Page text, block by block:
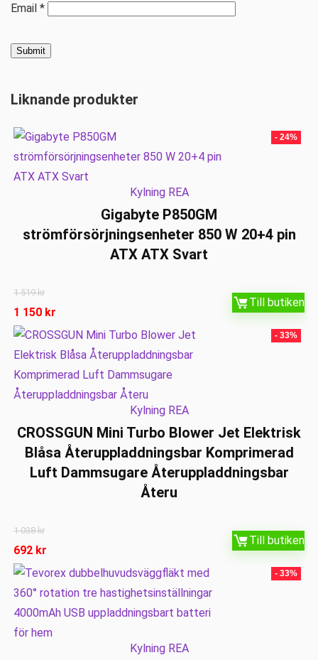
Email *
Liknande produkter
- 24%
Kylning REA
Gigabyte P850GM
strömförsörjningsenheter 850 W 20+4 pin
ATX ATX Svart
1 519kr
1 150 kr
Till butiken
- 33%
Kylning REA
CROSSGUN Mini Turbo Blower Jet Elektrisk
Blåsa Återuppladdningsbar Komprimerad
Luft Dammsugare Återuppladdningsbar
Återu
1 038kr
692 kr
Till butiken
- 33%
Kylning REA